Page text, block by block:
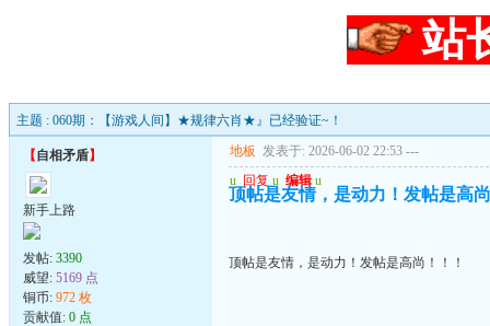
站
主题 : 060期：【游戏人间】★规律六肖★』已经验证~！
【自相矛盾】
新手上路
发帖: 3390
威望: 5169 点
铜币: 972 枚
贡献值: 0 点
地板 发表于: 2026-06-02 22:53 ---
u 回复 u 编辑 u
顶帖是友情，是动力！发帖是高
顶帖是友情，是动力！发帖是高尚！！！